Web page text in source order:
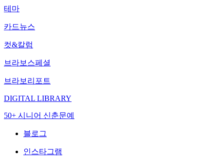
테마
카드뉴스
컷&칼럼
브라보스페셜
브라보리포트
DIGITAL LIBRARY
50+ 시니어 신춘문예
블로그
인스타그램